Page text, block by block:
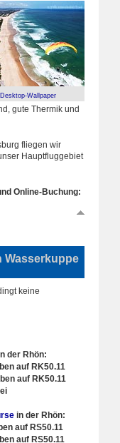
Desktop-Wallpaper
gute Thermik und
fliegen wir
Hauptfluggebiet
Online-Buchung:
Wasserkuppe
keine
der Rhön:
auf RK50.11
auf RK50.11
in der Rhön:
auf RS50.11
auf RS50.11